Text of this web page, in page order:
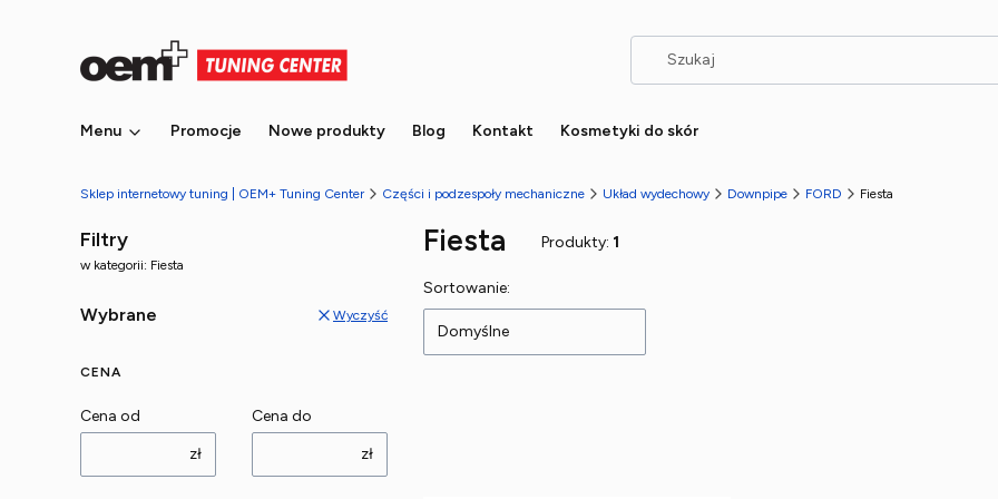
Menu Promocje Nowe produkty Blog Kontakt Kosmetyki do skór
Sklep internetowy tuning | OEM+ Tuning Center Części i podzespoły mechaniczne Układ wydechowy Downpipe FORD Fiesta
Filtry
w kategorii: Fiesta
Wybrane Wyczyść
CENA
Cena od
zł
Cena do
zł
Fiesta Produkty: 1
Lista produktów
Sortowanie:
Domyślne